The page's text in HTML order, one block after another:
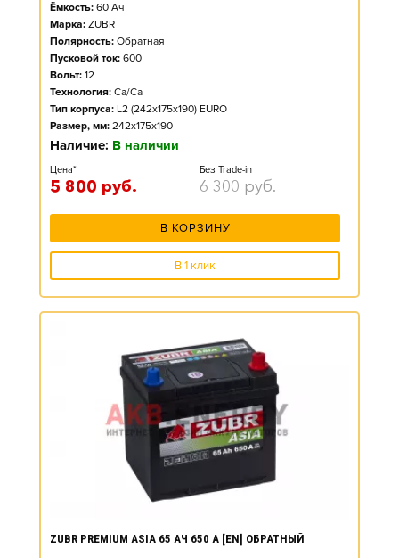
Ёмкость: 60 Ач
Марка: ZUBR
Полярность: Обратная
Пусковой ток: 600
Вольт: 12
Технология: Ca/Ca
Тип корпуса: L2 (242x175x190) EURO
Размер, мм: 242x175x190
Наличие: В наличии
Цена*
5 800 руб.
Без Trade-in
6 300 руб.
В КОРЗИНУ
В 1 клик
ZUBR PREMIUM ASIA 65 АЧ 650 А [EN] ОБРАТНЫЙ